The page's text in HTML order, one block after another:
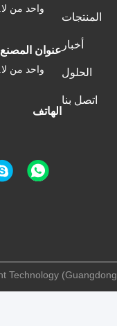
المنتجات
أخبار
الحلول
اتصل بنا
عنوان المصنع
الهاتف